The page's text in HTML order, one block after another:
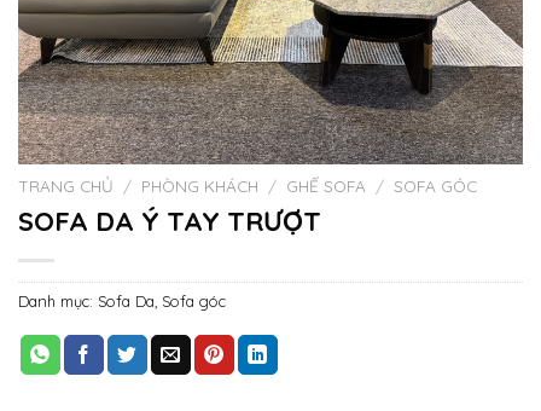
TRANG CHỦ / PHÒNG KHÁCH / GHẾ SOFA / SOFA GÓC
SOFA DA Ý TAY TRƯỢT
Danh mục: Sofa Da, Sofa góc